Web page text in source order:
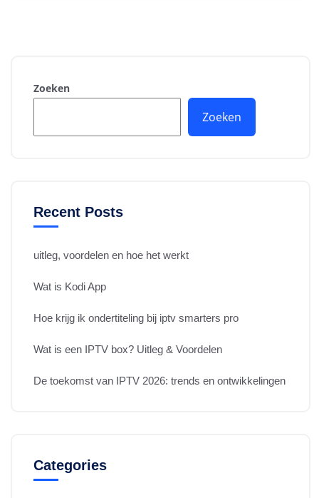
Zoeken
Zoeken
Recent Posts
uitleg, voordelen en hoe het werkt
Wat is Kodi App
Hoe krijg ik ondertiteling bij iptv smarters pro
Wat is een IPTV box? Uitleg & Voordelen
De toekomst van IPTV 2026: trends en ontwikkelingen
Categories